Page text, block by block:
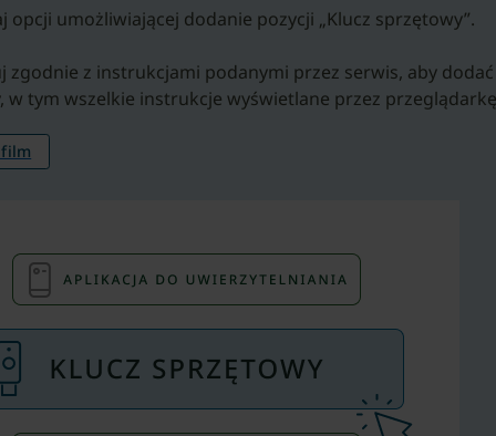
opcji umożliwiającej dodanie pozycji „Klucz sprzętowy”.
zgodnie z instrukcjami podanymi przez serwis, aby
w tym wszelkie instrukcje wyświetlane przez